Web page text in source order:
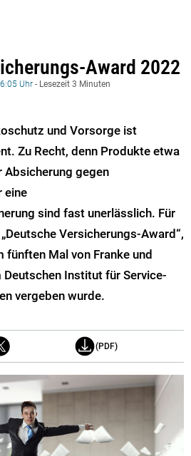
Award 2022
Uhr - Lesezeit 3 Minuten
und Vorsorge ist
Zu Recht, denn Produkte etwa
gegen
eine
sind fast unerlässlich. Für
Versicherungs-Award“,
fünften Mal von Franke und
Institut für Service-
vergeben wurde.
(PDF)